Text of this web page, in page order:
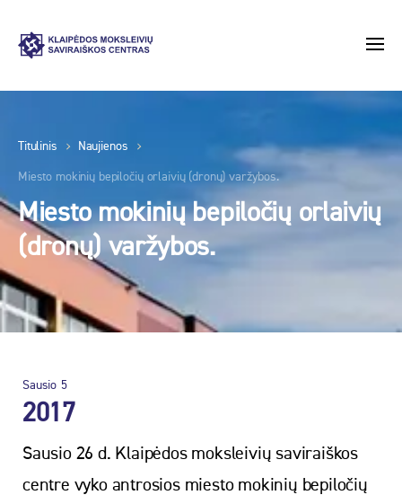
Titulinis Naujienos
Miesto mokinių bepiločių orlaivių (dronų) varžybos.
Miesto mokinių bepiločių orlaivių
(dronų) varžybos.
Sausio 5
2017
Sausio 26 d. Klaipėdos moksleivių saviraiškos
centre vyko antrosios miesto mokinių bepiločių